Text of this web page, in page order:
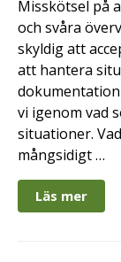
Misskötsel på
och svåra
skyldig att
att hantera
vi igenom vad
situationer.
mångsidigt …
Läs mer